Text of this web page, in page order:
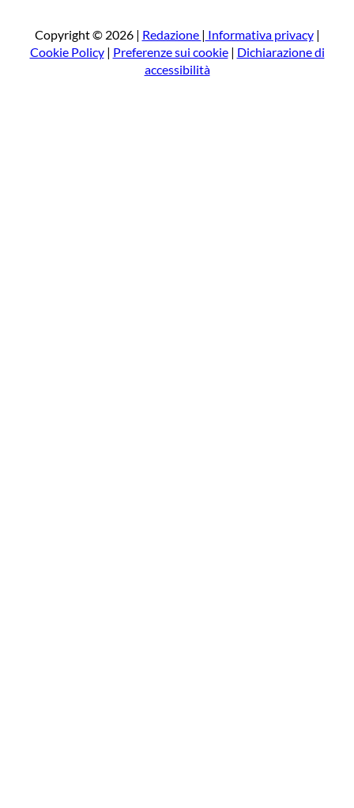
a
Copyright © 2026 | Redazione | Informativa privacy|
Cookie Policy| Preferenze sui cookie| Dichiarazione di
accessibilità